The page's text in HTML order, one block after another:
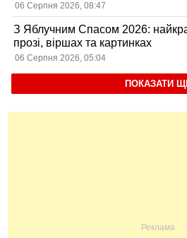
06 Серпня 2026, 08:47
З Яблучним Спасом 2026:
прозі, віршах та картинках
06 Серпня 2026, 05:04
ПОКАЗАТИ